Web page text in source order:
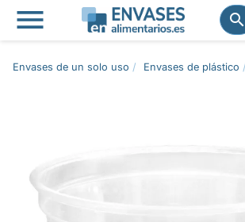
 

Envases de un solo uso Envases de plástico